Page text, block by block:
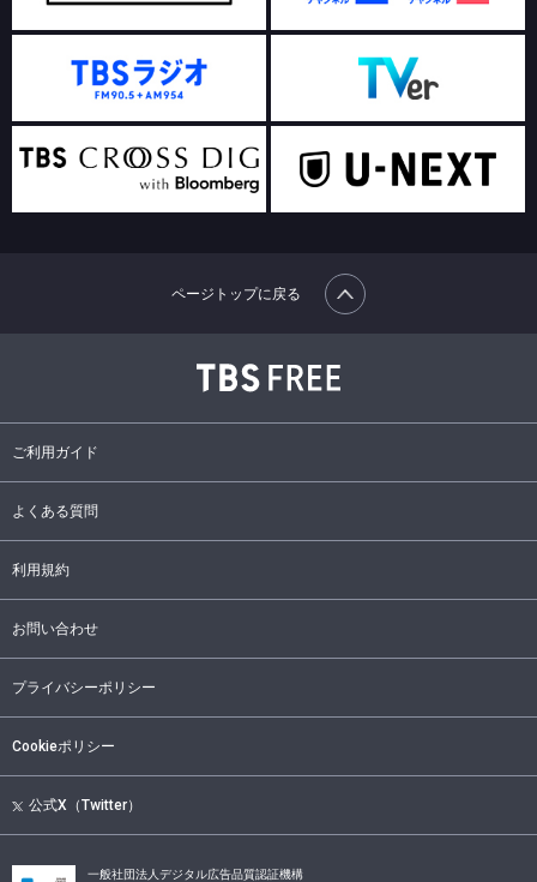
ご利用ガイド
よくある質問
利用規約
お問い合わせ
プライバシーポリシー
Cookieポリシー
公式X（Twitter）
ページトップに戻る
一般社団法人デジタル広告品質認証機構